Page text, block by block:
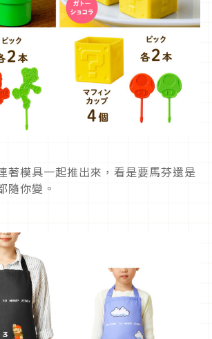
著模具一起推出來，看是要馬芬還是
隨你變。